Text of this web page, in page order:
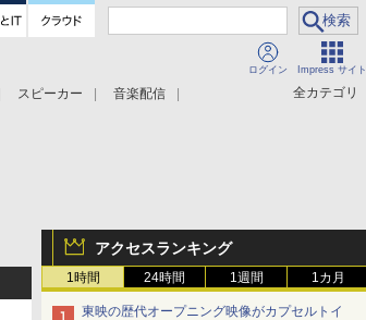
ログイン Impress サイト
全カテゴリ
スピーカー
音楽配信
アクセスランキング
1時間 24時間 1週間 1カ月
東映の歴代オープニング映像がカプセルトイ